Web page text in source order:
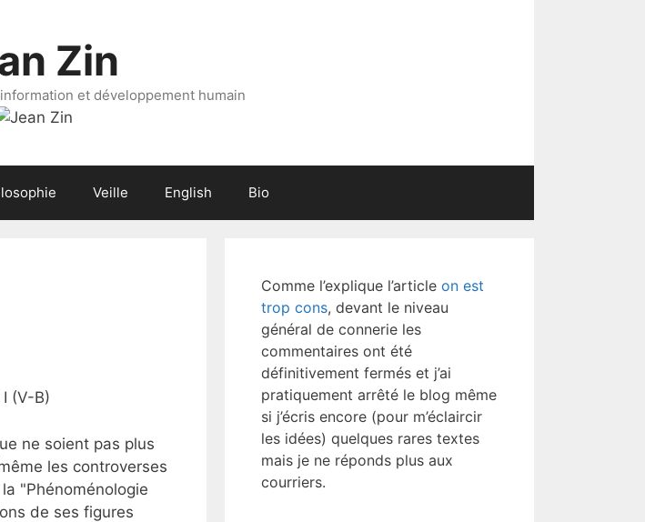
Zin
et développement humain
Veille English Bio
I (V-B)
ne soient pas plus
les controverses
"Phénoménologie
de ses figures
Comme l’explique l’article on est
trop cons, devant le niveau
général de connerie les
commentaires ont été
définitivement fermés et j’ai
pratiquement arrêté le blog même
si j’écris encore (pour m’éclaircir
les idées) quelques rares textes
mais je ne réponds plus aux
courriers.